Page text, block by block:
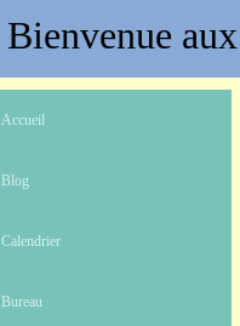
Bienvenue
Accueil
Blog
Calendrier
Bureau